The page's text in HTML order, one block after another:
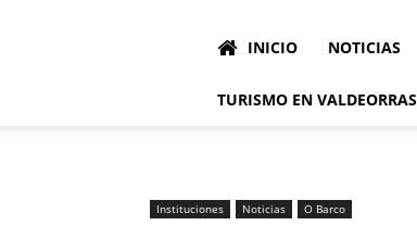
INICIO NOTICIAS
TURISMO EN VALDEORRAS
Instituciones Noticias O Barco